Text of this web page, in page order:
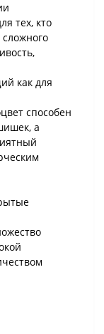
тех, кто
как для
способен
а